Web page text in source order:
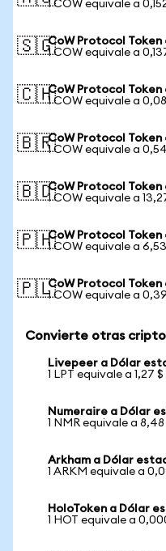
1 COW equivale a
🇸🇬CoW Protocol Token
1 COW equivale a
🇨🇭CoW Protocol Token
1 COW equivale a
🇧🇷CoW Protocol Token
1 COW equivale a
🇧🇩CoW Protocol Token
1 COW equivale a
🇵🇭CoW Protocol Token
1 COW equivale a
🇵🇱CoW Protocol Token
1 COW equivale a
Convierte otras
Livepeer a Dólar
1 LPT equivale a 1,27 $
Numeraire a Dólar
1 NMR equivale a 8,48
Arkham a Dólar
1 ARKM equivale a
HoloToken a Dólar
1 HOT equivale a